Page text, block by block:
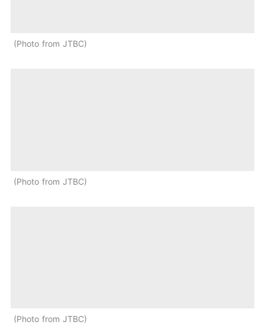
Photo from JTBC
Photo from JTBC
Photo from JTBC